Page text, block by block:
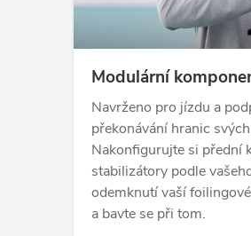
Modulární
Navrženo pro jízdu a
překonávání hranic
Nakonfigurujte si přední
stabilizátory podle
odemknutí vaší
a bavte se při tom.